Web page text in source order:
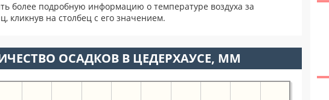
более подробную информацию о температуре воздуха за
кликнув на столбец с его значением.
ОСАДКОВ В ЦЕДЕРХАУСЕ, ММ